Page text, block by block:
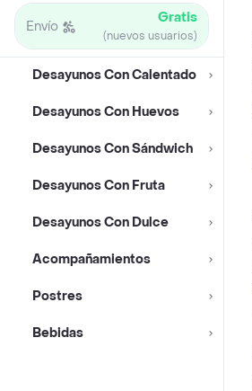
Envío Gratis
(nuevos usuarios)
Desayunos Con Calentado
Desayunos Con Huevos
Desayunos Con Sándwich
Desayunos Con Fruta
Desayunos Con Dulce
Acompañamientos
Postres
Bebidas